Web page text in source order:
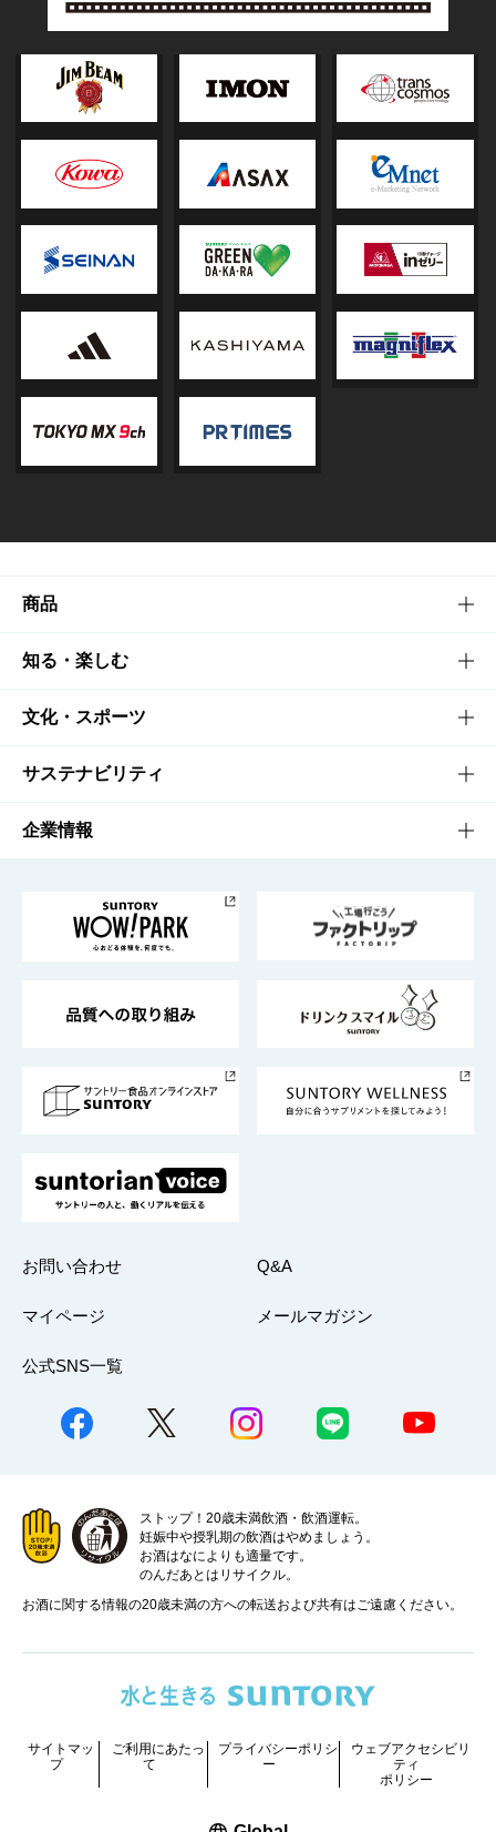
商品
商品TOP
商品一覧
商品発売情報
栄養成分一覧
知る・楽しむ
知る・楽しむTOP
キャンペーン
工場見学
地域情報
文化・スポーツ
文化・スポーツTOP
サントリーホール
サントリーサンバーズ大阪
サステナビリティ
サステナビリティTOP
サントリーが考えるサステナビリティ経営
企業情報
企業概要
採用情報
お問い合わせ Q&A
マイページ メールマガジン
公式SNS一覧
ストップ！20歳未満飲酒・飲酒運転。
妊娠中や授乳期の飲酒はやめましょう。
お酒はなによりも適量です。
のんだあとはリサイクル。
お酒に関する情報の20歳未満の方への転送および共有はご遠慮ください。
サイトマッ
プ
ご利用にあたっ
て
プライバシーポリシ
ー
ウェブアクセシビリ
ティ
ポリシー